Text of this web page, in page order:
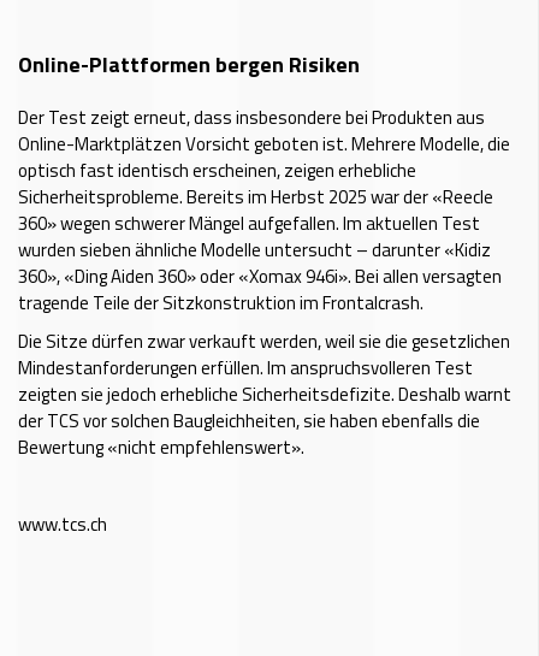
Online-Plattformen bergen Risiken
Der Test zeigt erneut, dass insbesondere bei Produkten aus
Online-Marktplätzen Vorsicht geboten ist. Mehrere Modelle, die
optisch fast identisch erscheinen, zeigen erhebliche
Sicherheitsprobleme. Bereits im Herbst 2025 war der «Reecle
360» wegen schwerer Mängel aufgefallen. Im aktuellen Test
wurden sieben ähnliche Modelle untersucht – darunter «Kidiz
360», «Ding Aiden 360» oder «Xomax 946i». Bei allen versagten
tragende Teile der Sitzkonstruktion im Frontalcrash.
Die Sitze dürfen zwar verkauft werden, weil sie die gesetzlichen
Mindestanforderungen erfüllen. Im anspruchsvolleren Test
zeigten sie jedoch erhebliche Sicherheitsdefizite. Deshalb warnt
der TCS vor solchen Baugleichheiten, sie haben ebenfalls die
Bewertung «nicht empfehlenswert».
www.tcs.ch